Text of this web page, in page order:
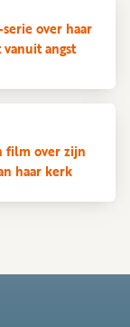
over haar
angst
film over zijn
haar kerk